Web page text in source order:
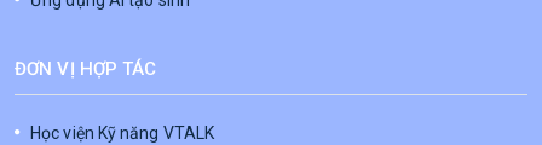
ĐƠN VỊ HỢP TÁC
Học viện Kỹ năng VTALK